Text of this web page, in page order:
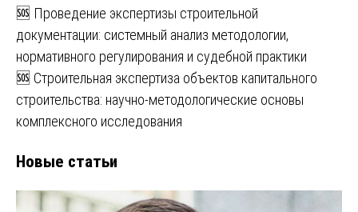
🆘 Проведение экспертизы строительной
документации: системный анализ методологии,
нормативного регулирования и судебной практики
🆘 Строительная экспертиза объектов капитального
строительства: научно-методологические основы
комплексного исследования
Новые статьи